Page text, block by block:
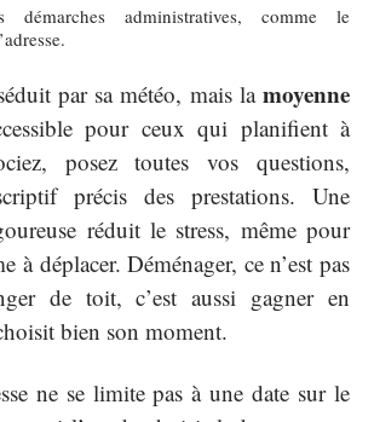
démarches administratives, comme le
par sa météo, mais lamoyenne
pour ceux qui planifient à
posez toutes vos questions,
précis des prestations. Une
réduit le stress, même pour
à déplacer. Déménager, ce n’est pas
de toit, c’est aussi gagner en
bien son moment.
ne se limite pas à une date sur le